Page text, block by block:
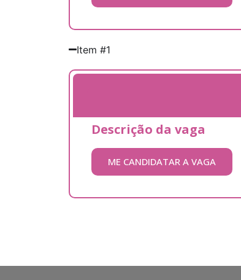
Item #1
Descrição da vaga
ME CANDIDATAR A VAGA